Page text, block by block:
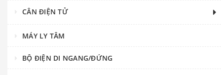
CÂN ĐIỆN TỬ
MÁY LY TÂM
BỘ ĐIỆN DI NGANG/ĐỨNG